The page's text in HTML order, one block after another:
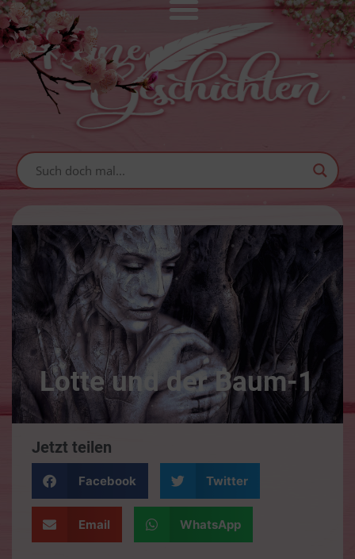
Lotte und der Baum-1
Jetzt teilen
Facebook Twitter
Email WhatsApp